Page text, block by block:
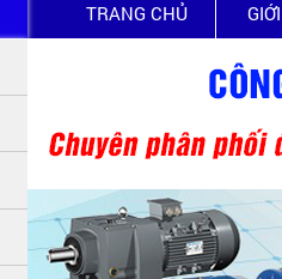
TRANG CHỦ